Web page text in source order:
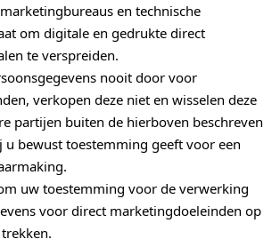
en technische
om digitale en gedrukte direct
te verspreiden.
nooit door voor
verkopen deze niet en wisselen deze
partijen buiten de hierboven beschreven
u bewust toestemming geeft voor een
uw toestemming voor de verwerking
voor direct marketingdoeleinden op